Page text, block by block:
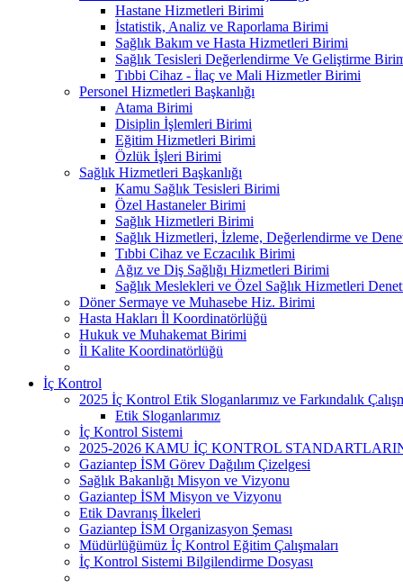
Hastane Hizmetleri Birimi
İstatistik, Analiz ve Raporlama Birimi
Sağlık Bakım ve Hasta Hizmetleri Birimi
Sağlık Tesisleri Değerlendirme Ve Geliştirme
Tıbbi Cihaz - İlaç ve Mali Hizmetler Birimi
Personel Hizmetleri Başkanlığı
Atama Birimi
Disiplin İşlemleri Birimi
Eğitim Hizmetleri Birimi
Özlük İşleri Birimi
Sağlık Hizmetleri Başkanlığı
Kamu Sağlık Tesisleri Birimi
Özel Hastaneler Birimi
Sağlık Hizmetleri Birimi
Sağlık Hizmetleri, İzleme, Değerlendirme ve
Tıbbi Cihaz ve Eczacılık Birimi
Ağız ve Diş Sağlığı Hizmetleri Birimi
Sağlık Meslekleri ve Özel Sağlık Hizmetleri
Döner Sermaye ve Muhasebe Hiz. Birimi
Hasta Hakları İl Koordinatörlüğü
Hukuk ve Muhakemat Birimi
İl Kalite Koordinatörlüğü
İç Kontrol
2025 İç Kontrol Etik Sloganlarımız ve Farkındalık
Etik Sloganlarımız
İç Kontrol Sistemi
2025-2026 KAMU İÇ KONTROL
Gaziantep İSM Görev Dağılım Çizelgesi
Sağlık Bakanlığı Misyon ve Vizyonu
Gaziantep İSM Misyon ve Vizyonu
Etik Davranış İlkeleri
Gaziantep İSM Organizasyon Şeması
Müdürlüğümüz İç Kontrol Eğitim Çalışmaları
İç Kontrol Sistemi Bilgilendirme Dosyası